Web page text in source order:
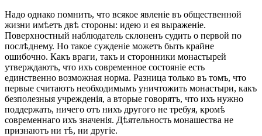
Надо однако помнить, что всякое явленіе въ общественной
жизни имѣетъ двѣ стороны: идею и ея выраженіе.
Поверхностный наблюдатель склоненъ судить о первой по
послѣднему. Но такое сужденіе можетъ быть крайне
ошибочно. Какъ враги, такъ и сторонники монастырей
утверждаютъ, что ихъ современное состояніе есть
единственно возможная норма. Разница только въ томъ, что
первые считаютъ необходимымъ уничтожить монастыри, какъ
безполезныя учрежденія, а вторые говорятъ, что ихъ нужно
поддержать, ничего отъ нихъ другого не требуя, кромѣ
современнаго ихъ значенія. Дѣятельность монашества не
признаютъ ни тѣ, ни другіе.